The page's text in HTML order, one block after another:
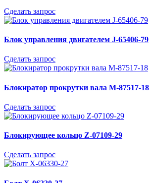
Сделать запрос
Блок управления двигателем J-65406-79
Сделать запрос
Блокиратор прокрутки вала M-87517-18
Сделать запрос
Блокирующее кольцо Z-07109-29
Сделать запрос